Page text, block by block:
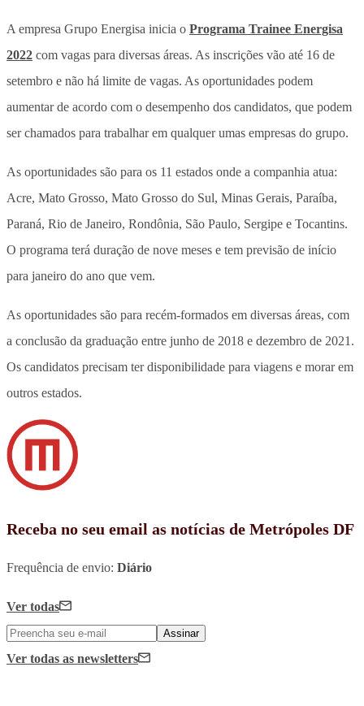
A empresa Grupo Energisa inicia o Programa Trainee Energisa
2022 com vagas para diversas áreas. As inscrições vão até 16 de
setembro e não há limite de vagas. As oportunidades podem
aumentar de acordo com o desempenho dos candidatos, que podem
ser chamados para trabalhar em qualquer umas empresas do grupo.
As oportunidades são para os 11 estados onde a companhia atua:
Acre, Mato Grosso, Mato Grosso do Sul, Minas Gerais, Paraíba,
Paraná, Rio de Janeiro, Rondônia, São Paulo, Sergipe e Tocantins.
O programa terá duração de nove meses e tem previsão de início
para janeiro do ano que vem.
As oportunidades são para recém-formados em diversas áreas, com
a conclusão da graduação entre junho de 2018 e dezembro de 2021.
Os candidatos precisam ter disponibilidade para viagens e morar em
outros estados.
Receba no seu email as notícias de Metrópoles DF
Frequência de envio: Diário
Ver todas
Assinar
Ver todas as newsletters